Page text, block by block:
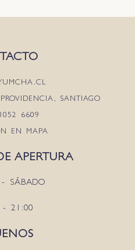
SANTIAGO
6609
EN MAPA
APERTURA
- SÁBADO
- 21:00